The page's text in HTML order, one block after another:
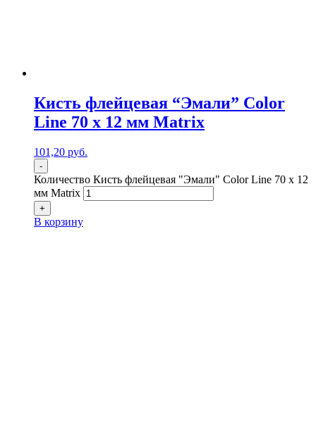
Кисть флейцевая “Эмали” Color
Line 70 х 12 мм Matrix
101,20 руб.
-
Количество Кисть флейцевая "Эмали" Color Line 70 х 12
мм Matrix
+
В корзину